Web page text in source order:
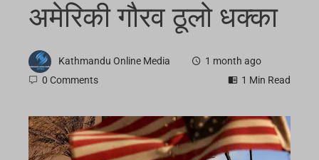
अमेरिकी गौरव ठूलो धक्का
Kathmandu Online Media
1 month ago
0 Comments
1 Min Read